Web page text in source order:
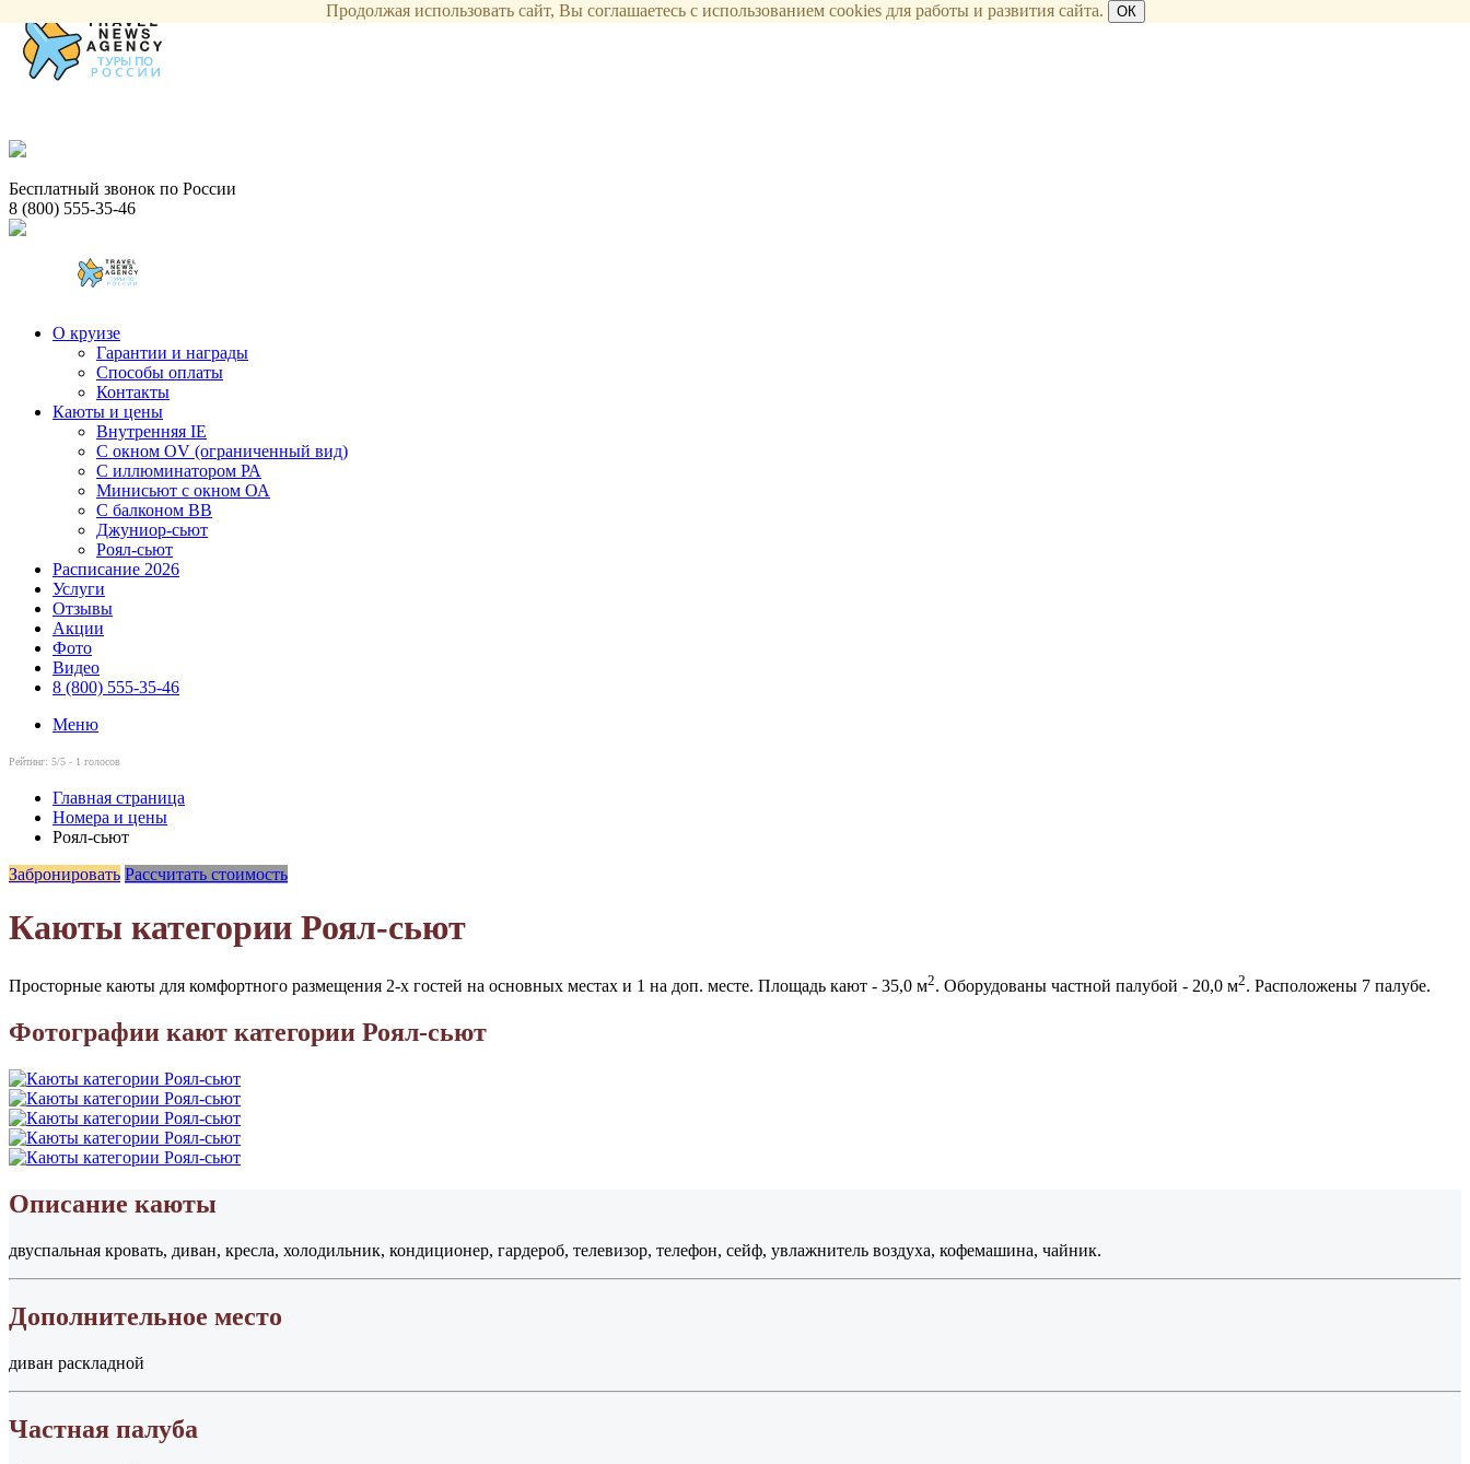
Бесплатный звонок по России
8 (800) 555-35-46
О круизе
Гарантии и награды
Способы оплаты
Контакты
Каюты и цены
Внутренняя IE
С окном OV (ограниченный вид)
С иллюминатором РА
Минисьют с окном ОА
С балконом ВВ
Джуниор-сьют
Роял-сьют
Расписание 2026
Услуги
Отзывы
Акции
Фото
Видео
8 (800) 555-35-46
Меню
Рейтинг: 5/5 - 1 голосов
Главная страница
Номера и цены
Роял-сьют
Забронировать Рассчитать стоимость
Каюты категории Роял-сьют
Просторные каюты для комфортного размещения 2-х гостей на основных местах и 1 на доп. месте. Площадь кают - 35,0 м2. Оборудованы частной палубой - 20,0 м2. Расположены 7 палубе.
Фотографии кают категории Роял-сьют
Описание каюты
двуспальная кровать, диван, кресла, холодильник, кондиционер, гардероб, телевизор, телефон, сейф, увлажнитель воздуха, кофемашина, чайник.
Дополнительное место
диван раскладной
Частная палуба
Продолжая использовать сайт, Вы соглашаетесь с использованием cookies для работы и развития сайта. ОК